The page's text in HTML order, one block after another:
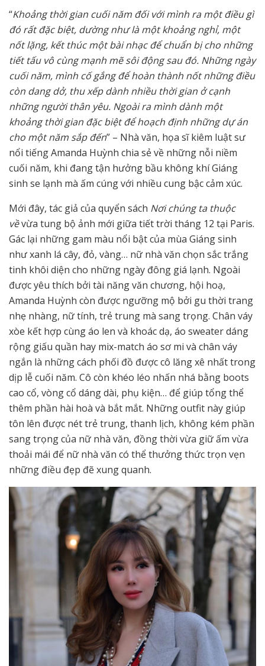
“Khoảng thời gian cuối năm đối với mình ra một điều gì
đó rất đặc biệt, dường như là một khoảng nghỉ, một
nốt lặng, kết thúc một bài nhạc để chuẩn bị cho những
tiết tấu vô cùng mạnh mẽ sôi động sau đó. Những ngày
cuối năm, mình cố gắng để hoàn thành nốt những điều
còn dang dở, thu xếp dành nhiều thời gian ở cạnh
những người thân yêu. Ngoài ra mình dành một
khoảng thời gian đặc biệt để hoạch định những dự án
cho một năm sắp đến” – Nhà văn, họa sĩ kiêm luật sư
nổi tiếng Amanda Huỳnh chia sẻ về những nỗi niềm
cuối năm, khi đang tận hưởng bầu không khí Giáng
sinh se lạnh mà ấm cúng với nhiều cung bậc cảm xúc.
Mới đây, tác giả của quyển sách Nơi chúng ta thuộc
vềvừa tung bộ ảnh mới giữa tiết trời tháng 12 tại Paris.
Gác lại những gam màu nổi bật của mùa Giáng sinh
như xanh lá cây, đỏ, vàng… nữ nhà văn chọn sắc trắng
tinh khôi diện cho những ngày đông giá lạnh. Ngoài
được yêu thích bởi tài năng văn chương, hội hoạ,
Amanda Huỳnh còn được ngưỡng mộ bởi gu thời trang
nhẹ nhàng, nữ tính, trẻ trung mà sang trọng. Chân váy
xòe kết hợp cùng áo len và khoác dạ, áo sweater dáng
rộng giấu quần hay mix-match áo sơ mi và chân váy
ngắn là những cách phối đồ được cô lăng xê nhất trong
dịp lễ cuối năm. Cô còn khéo léo nhấn nhá bằng boots
cao cổ, vòng cổ dáng dài, phụ kiện… để giúp tổng thể
thêm phần hài hoà và bắt mắt. Những outfit này giúp
tôn lên được nét trẻ trung, thanh lịch, không kém phần
sang trọng của nữ nhà văn, đồng thời vừa giữ ấm vừa
thoải mái để nữ nhà văn có thể thưởng thức trọn vẹn
những điều đẹp đẽ xung quanh.